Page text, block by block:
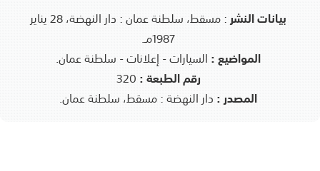
بيانات النشر:
مسقط، سلطنة عمان : دار النهضة، 28 يناير
1987مـ.
المواضيع : السيارات - إعلانات - سلطنة عمان.
رقم الطبعة : 320
المصدر : دار النهضة : مسقط، سلطنة عمان.